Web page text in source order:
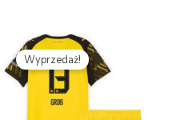
Wyprzedaż!
Pierwotna
cena
wynosiła:
469,85 zł.
Aktualna
cena
wynosi:
127,69 zł.